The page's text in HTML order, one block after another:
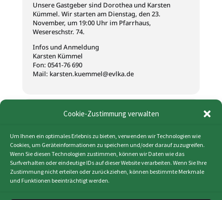
Cookie-Zustimmung verwalten
Um Ihnen ein optimales Erlebnis zu bieten, verwenden wir Technologien wie
Cookies, um Geräteinformationen zu speichern und/oder darauf zuzugreifen.
Wenn Sie diesen Technologien zustimmen, können wir Daten wie das
Surfverhalten oder eindeutige IDs auf dieser Website verarbeiten. Wenn Sie Ihre
Zustimmung nicht erteilen oder zurückziehen, können bestimmte Merkmale
und Funktionen beeinträchtigt werden.
Unsere Gastgeber sind Dorothea und Karsten
Kümmel. Wir starten am Dienstag, den 23.
November, um 19:00 Uhr im Pfarrhaus,
Wesereschstr. 74.
Infos und Anmeldung
Karsten Kümmel
Fon: 0541-76 690
Mail: karsten.kuemmel@evlka.de
Zeit
23. November 2021 19:00 (GMT+01:00)
KALENDER (ICS)
GOOGLE KALENDER